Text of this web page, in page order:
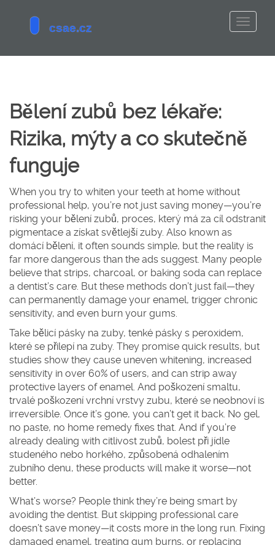
Bělení zubů bez lékaře:
Rizika, mýty a co skutečně
funguje
When you try to whiten your teeth at home without
professional help, you’re not just saving money—you’re
risking your bělení zubů, proces, který má za cíl odstranit
pigmentace a získat světlejší zuby. Also known as
domácí bělení, it often sounds simple, but the reality is
far more dangerous than the ads suggest. Many people
believe that strips, charcoal, or baking soda can replace
a dentist’s care. But these methods don’t just fail—they
can permanently damage your enamel, trigger chronic
sensitivity, and even burn your gums.
Take bělicí pásky na zuby, tenké pásky s peroxidem,
které se přilepí na zuby. They promise quick results, but
studies show they cause uneven whitening, increased
sensitivity in over 60% of users, and can strip away
protective layers of enamel. And poškození smaltu,
trvalé poškození vrchní vrstvy zubu, které se neobnoví is
irreversible. Once it’s gone, you can’t get it back. No gel,
no paste, no home remedy fixes that. And if you’re
already dealing with citlivost zubů, bolest při jídle
studeného nebo horkého, způsobená odhalením
zubního denu, these products will make it worse—not
better.
What’s worse? People think they’re being smart by
avoiding the dentist. But skipping professional care
doesn’t save money—it costs more in the long run. Fixing
damaged enamel, treating gum burns, or replacing